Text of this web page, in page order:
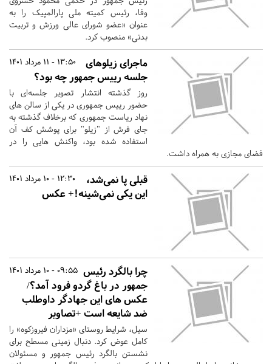
وفا، رئیس کمیته ملی پارالمپیک را به
عنوان «عضو شورای عالی ورزش و تربیت
بدنی» منصوب کرد.
13:50 - 11 مرداد 1401
ماجرای زیلوهای
جلسه رییس جمهور چه بود؟
روز گذشته انتشار تصویر جلسه‌ای با
حضور رییس جمهوری در یکی از سالن های
نهاد ریاست جمهوری که برخلاف گذشته به
جای فرش از "زیلو" برای پوشش کف آن
استفاده شده بود، واکنش هایی را در
فضای مجازی به همراه داشت.
12:30 - 10 مرداد 1401
قبلی پا نمی‌شد،
این یکی نمی‌شینه!+ عکس
09:55 - 10 مرداد 1401 چرا بالگرد رئیس
جمهور در باغ گردو فرود آمد؟/
عکس های این جهادگر داوطلب
ضد شایعه است +تصاویر
سیل، شرایط روستای «مزداران فیروزکوه» را
کامل عوض کرد. دنبال زمینی مسطح برای
نشستن بالگرد رئیس جمهور و مسئولان